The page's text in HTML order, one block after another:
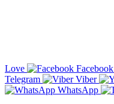
Love
Facebook
Telegram
Viber
WhatsApp